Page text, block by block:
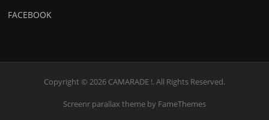
FACEBOOK
Copyright © 2026 CAMARADE !. All Rights Reserved.
Screenr parallax theme by FameThemes